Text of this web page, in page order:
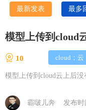
最新发表 最多
模型上传到cloud
10 cloud；云
模型上传到cloud云上后
霸啵儿奔 发布时